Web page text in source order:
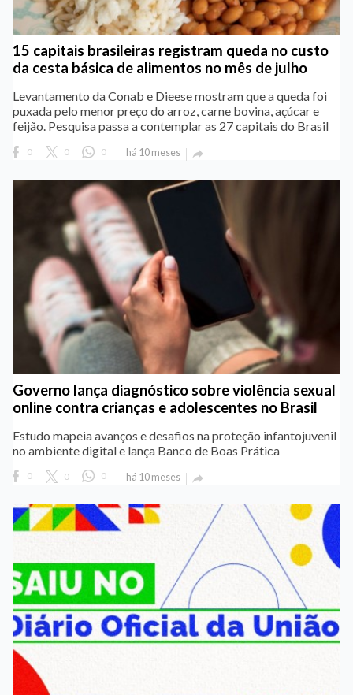
15 capitais brasileiras registram queda no custo
da cesta básica de alimentos no mês de julho
Levantamento da Conab e Dieese mostram que a queda foi
puxada pelo menor preço do arroz, carne bovina, açúcar e
feijão. Pesquisa passa a contemplar as 27 capitais do Brasil
0 0 0 há 10 meses 
Governo lança diagnóstico sobre violência sexual
online contra crianças e adolescentes no Brasil
Estudo mapeia avanços e desafios na proteção infantojuvenil
no ambiente digital e lança Banco de Boas Prática
0 0 0 há 10 meses 